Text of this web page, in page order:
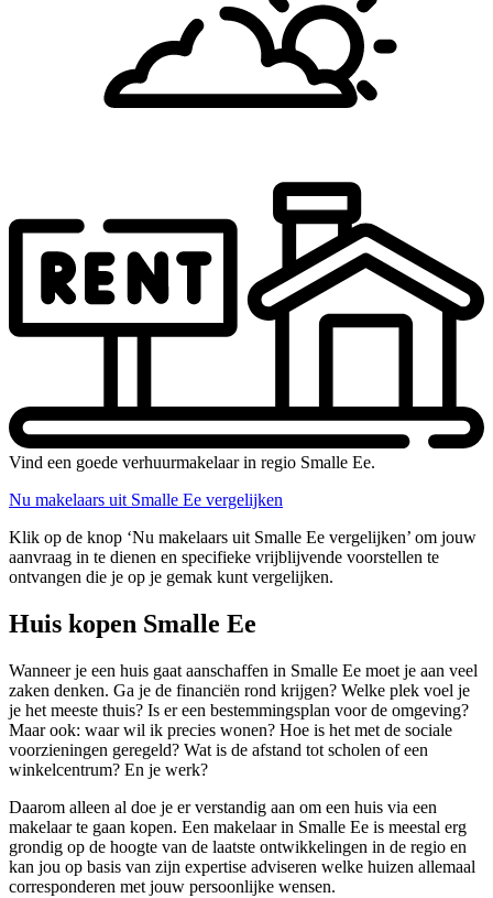
Vind een goede verhuurmakelaar in regio Smalle Ee.
Nu makelaars uit Smalle Ee vergelijken
Klik op de knop ‘Nu makelaars uit Smalle Ee vergelijken’ om jouw
aanvraag in te dienen en specifieke vrijblijvende voorstellen te
ontvangen die je op je gemak kunt vergelijken.
Huis kopen Smalle Ee
Wanneer je een huis gaat aanschaffen in Smalle Ee moet je aan veel
zaken denken. Ga je de financiën rond krijgen? Welke plek voel je
je het meeste thuis? Is er een bestemmingsplan voor de omgeving?
Maar ook: waar wil ik precies wonen? Hoe is het met de sociale
voorzieningen geregeld? Wat is de afstand tot scholen of een
winkelcentrum? En je werk?
Daarom alleen al doe je er verstandig aan om een huis via een
makelaar te gaan kopen. Een makelaar in Smalle Ee is meestal erg
grondig op de hoogte van de laatste ontwikkelingen in de regio en
kan jou op basis van zijn expertise adviseren welke huizen allemaal
corresponderen met jouw persoonlijke wensen.